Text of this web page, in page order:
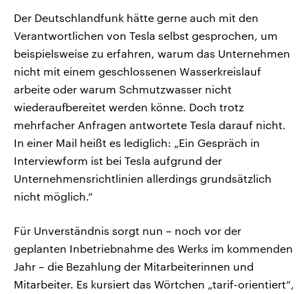
Der Deutschlandfunk hätte gerne auch mit den
Verantwortlichen von Tesla selbst gesprochen, um
beispielsweise zu erfahren, warum das Unternehmen
nicht mit einem geschlossenen Wasserkreislauf
arbeite oder warum Schmutzwasser nicht
wiederaufbereitet werden könne. Doch trotz
mehrfacher Anfragen antwortete Tesla darauf nicht.
In einer Mail heißt es lediglich: „Ein Gespräch in
Interviewform ist bei Tesla aufgrund der
Unternehmensrichtlinien allerdings grundsätzlich
nicht möglich.“
Für Unverständnis sorgt nun – noch vor der
geplanten Inbetriebnahme des Werks im kommenden
Jahr – die Bezahlung der Mitarbeiterinnen und
Mitarbeiter. Es kursiert das Wörtchen „tarif-orientiert“,